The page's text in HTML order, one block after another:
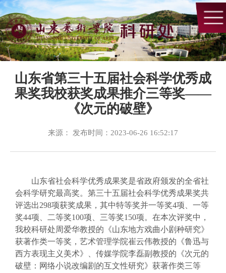
山东省第三十五届社会科学优秀成
果奖我校获奖成果推介三等奖——
《次元的破壁》
来源： 发布时间：2023-06-26 16:52:17
山东省社会科学优秀成果奖是省政府颁发的全省社
会科学研究最高奖。第三十五届社会科学优秀成果奖共
评选出298项获奖成果，其中特等奖并一等奖4项、一等
奖44项、二等奖100项、三等奖150项。在本次评奖中，
我校科研处周爱华教授的《山东地方戏曲小剧种研究》
获著作类一等奖，艺术管理学院崔云伟教授的《鲁迅与
西方表现主义美术》、传媒学院李磊副教授的《次元的
破壁：网络小说改编剧的互文性研究》获著作类三等